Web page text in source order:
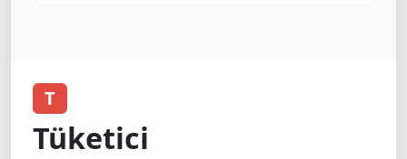
T
Tüketici